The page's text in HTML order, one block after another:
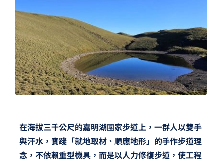
GCU大賽
夢想購物
在海拔三千公尺的嘉明湖國家步道上，一群人以雙手
與汗水，實踐「就地取材、順應地形」的手作步道理
念，不依賴重型機具，而是以人力修復步道，使工程